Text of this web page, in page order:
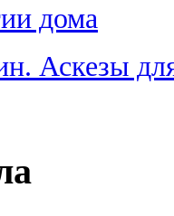
дома
Аскезы